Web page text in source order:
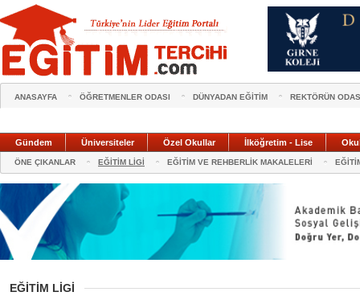
ANASAYFA ÖĞRETMENLER ODASI DÜNYADAN EĞİTİM REKTÖRÜN
Gündem Üniversiteler Özel Okullar İlköğretim - Lise
ÖNE ÇIKANLAR EĞİTİM LİGİ EĞİTİM VE REHBERLİK MAKALELERİ
EĞİTİM LİGİ